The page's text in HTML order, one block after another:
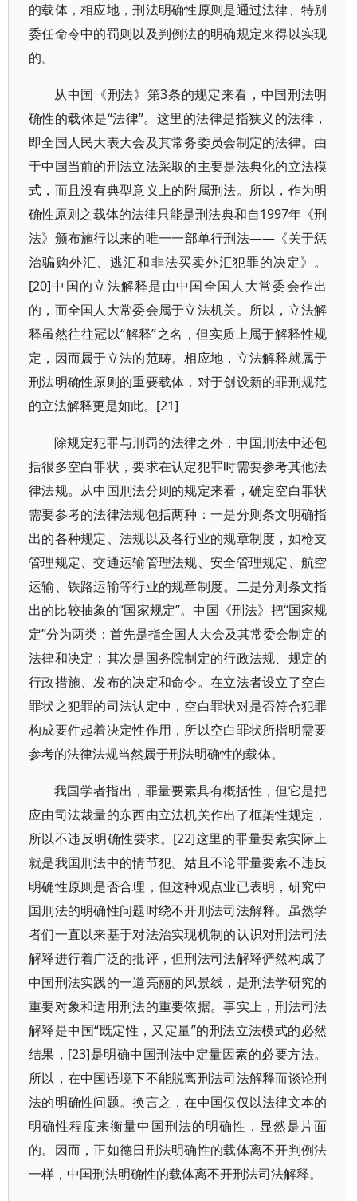
的载体，相应地，刑法明确性原则是通过法律、特别
委任命令中的罚则以及判例法的明确规定来得以实现
的。
从中国《刑法》第3条的规定来看，中国刑法明
确性的载体是“法律”。这里的法律是指狭义的法律，
即全国人民大表大会及其常务委员会制定的法律。由
于中国当前的刑法立法采取的主要是法典化的立法模
式，而且没有典型意义上的附属刑法。所以，作为明
确性原则之载体的法律只能是刑法典和自1997年《刑
法》颁布施行以来的唯一一部单行刑法——《关于惩
治骗购外汇、逃汇和非法买卖外汇犯罪的决定》。
[20]中国的立法解释是由中国全国人大常委会作出
的，而全国人大常委会属于立法机关。所以，立法解
释虽然往往冠以“解释”之名，但实质上属于解释性规
定，因而属于立法的范畴。相应地，立法解释就属于
刑法明确性原则的重要载体，对于创设新的罪刑规范
的立法解释更是如此。[21]
除规定犯罪与刑罚的法律之外，中国刑法中还包
括很多空白罪状，要求在认定犯罪时需要参考其他法
律法规。从中国刑法分则的规定来看，确定空白罪状
需要参考的法律法规包括两种：一是分则条文明确指
出的各种规定、法规以及各行业的规章制度，如枪支
管理规定、交通运输管理法规、安全管理规定、航空
运输、铁路运输等行业的规章制度。二是分则条文指
出的比较抽象的“国家规定”。中国《刑法》把“国家规
定”分为两类：首先是指全国人大会及其常委会制定的
法律和决定；其次是国务院制定的行政法规、规定的
行政措施、发布的决定和命令。在立法者设立了空白
罪状之犯罪的司法认定中，空白罪状对是否符合犯罪
构成要件起着决定性作用，所以空白罪状所指明需要
参考的法律法规当然属于刑法明确性的载体。
我国学者指出，罪量要素具有概括性，但它是把
应由司法裁量的东西由立法机关作出了框架性规定，
所以不违反明确性要求。[22]这里的罪量要素实际上
就是我国刑法中的情节犯。姑且不论罪量要素不违反
明确性原则是否合理，但这种观点业已表明，研究中
国刑法的明确性问题时绕不开刑法司法解释。虽然学
者们一直以来基于对法治实现机制的认识对刑法司法
解释进行着广泛的批评，但刑法司法解释俨然构成了
中国刑法实践的一道亮丽的风景线，是刑法学研究的
重要对象和适用刑法的重要依据。事实上，刑法司法
解释是中国“既定性，又定量”的刑法立法模式的必然
结果，[23]是明确中国刑法中定量因素的必要方法。
所以，在中国语境下不能脱离刑法司法解释而谈论刑
法的明确性问题。换言之，在中国仅仅以法律文本的
明确性程度来衡量中国刑法的明确性，显然是片面
的。因而，正如德日刑法明确性的载体离不开判例法
一样，中国刑法明确性的载体离不开刑法司法解释。